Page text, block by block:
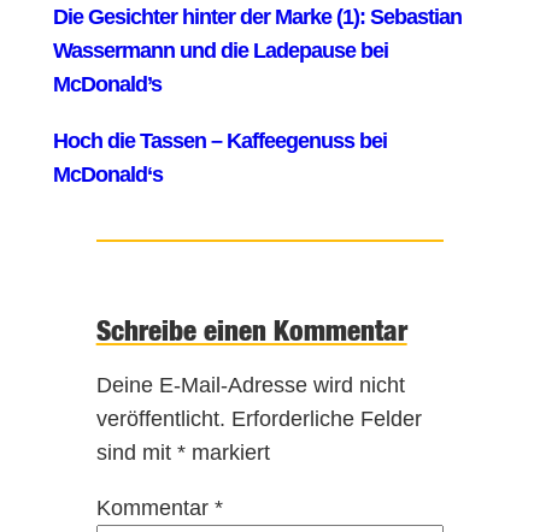
Schreibe einen Kommentar
Deine E-Mail-Adresse wird nicht
veröffentlicht. Erforderliche Felder
sind mit *markiert
Kommentar *